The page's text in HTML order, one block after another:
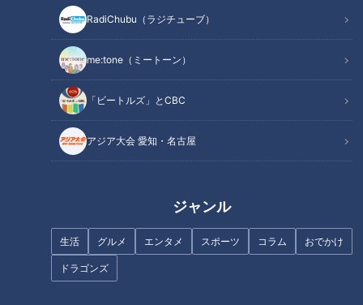
RadiChubu（ラジチューブ）
me:tone（ミートーン）
「ビートルズ」とCBC
アジア大会 愛知・名古屋
ジャンル
生活 グルメ エンタメ スポーツ コラム おでかけ
ドラゴンズ
家族となった春子と大介が繰り広げる、笑いあり涙ありのホー
ムドラマは、当時を知る人はもちろん、初めて見る若い世代も
楽しめること間違いなしです。
あの頃の懐かしさを感じたい方、話題のドラマを初めてご覧に
なりたい方、この機会にぜひ「キッズ・ウォー」をお楽しみく
ださい！
◆配信概要